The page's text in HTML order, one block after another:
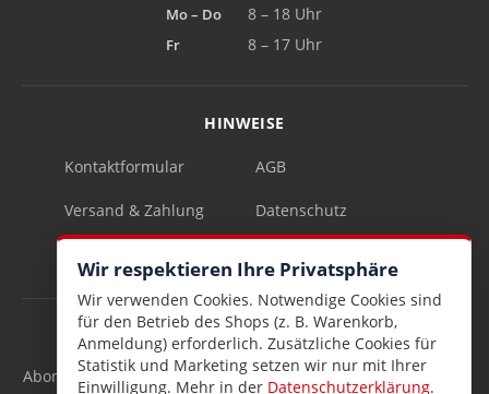
Mo – Do
8 – 18 Uhr
Fr
8 – 17 Uhr
HINWEISE
Kontaktformular AGB
Versand & Zahlung Datenschutz
INFOBRIEF
Abonnieren Sie den kostenlosen Lesen & Schenken-Infobrief
Wir respektieren Ihre Privatsphäre
Wir verwenden Cookies. Notwendige Cookies sind
für den Betrieb des Shops (z. B. Warenkorb,
Anmeldung) erforderlich. Zusätzliche Cookies für
Statistik und Marketing setzen wir nur mit Ihrer
Einwilligung. Mehr in der Datenschutzerklärung.